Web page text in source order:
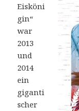
Eisköni
gin“
war
2013
und
2014
ein
giganti
scher